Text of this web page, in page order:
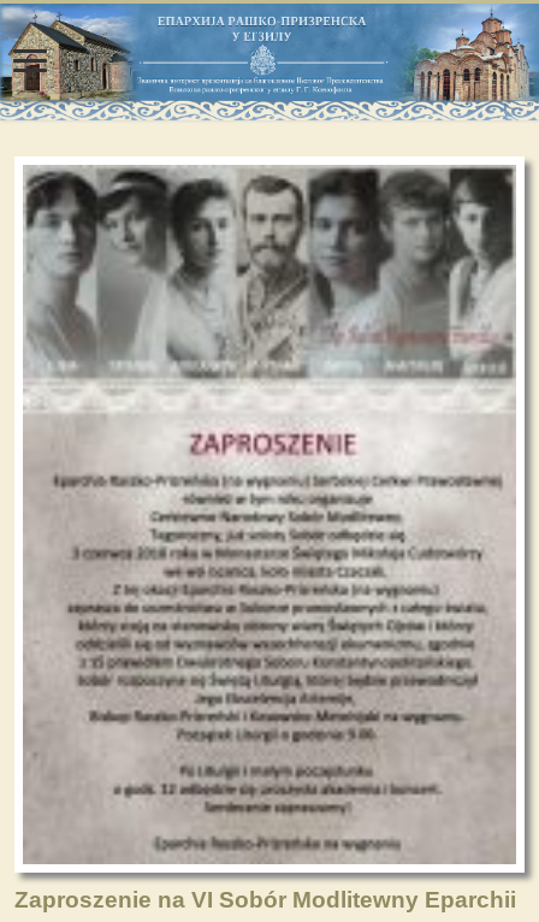
Zaproszenie na VI Sobór Modlitewny Eparchii